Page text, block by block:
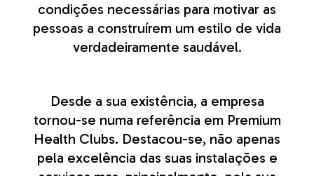
condições necessárias para motivar as
pessoas a construírem um estilo de vida
verdadeiramente saudável.
Desde a sua existência, a empresa
tornou-se numa referência em Premium
Health Clubs. Destacou-se, não apenas
pela excelência das suas instalações e